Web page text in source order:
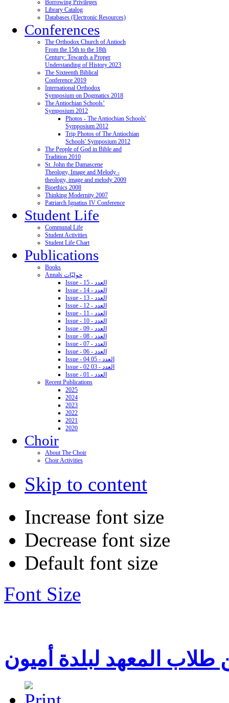
Borrowing Privileges
Library Catalog
Databases (Electronic Resources)
Conferences
The Orthodox Church of Antioch
From the 15th to the 18th
Century: Towards a Proper
Understanding of History 2023
The Sixteenth Biblical
Conference 2019
International Orthodox
Symposium on Dogmatics 2018
The Antiochian Schools’
Symposium 2012
Photos - The Antiochian Schools'
Symposium 2012
Trip Photos of The Antiochian
Schools' Symposium 2012
The People of God in Bible and
Tradition 2010
St. John the Damascene
Theology, Image and Melody -
theology, image and melody 2009
Bioethics 2008
Thinking Modernity 2007
Patriarch Ignatius IV Conference
Student Life
Communal Life
Student Activities
Student Life Chart
Publications
Books
Annals حوليّات
Issue - 15 - العدد
Issue - 14 - العدد
Issue - 13 - العدد
Issue - 12 - العدد
Issue - 11 - العدد
Issue - 10 - العدد
Issue - 09 - العدد
Issue - 08 - العدد
Issue - 07 - العدد
Issue - 06 - العدد
Issue - 04 05 - العدد
Issue - 02 03 - العدد
Issue - 01 - العدد
Recent Publications
2025
2024
2023
2022
2021
2020
Choir
About The Choir
Choir Activities
Skip to content
Increase font size
Decrease font size
Default font size
Font Size
طلاب المعهد لبلدة أميون